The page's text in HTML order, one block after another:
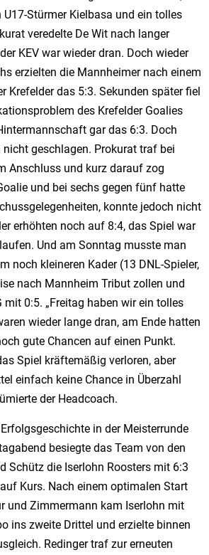
U17-Stürmer Kielbasa und ein tolles
veredelte De Wit nach langer
KEV war wieder dran. Doch wieder
erzielten die Mannheimer nach einem
Krefelder das 5:3. Sekunden später fiel
des Krefelder Goalies
gar das 6:3. Doch
geschlagen. Prokurat traf bei
Anschluss und kurz darauf zog
und bei sechs gegen fünf hatte
konnte jedoch nicht
erhöhten noch auf 8:4, das Spiel war
Und am Sonntag musste man
noch kleineren Kader (13 DNL-Spieler,
nach Mannheim Tribut zollen und
mit 0:5. „Freitag haben wir ein tolles
wieder lange dran, am Ende hatten
gute Chancen auf einen Punkt.
Spiel kräftemäßig verloren, aber
einfach keine Chance in Überzahl
der Headcoach.
in der Meisterrunde
besiegte das Team von den
Schütz die Iserlohn Roosters mit 6:3
Kurs. Nach einem optimalen Start
und Zimmermann kam Iserlohn mit
ins zweite Drittel und erzielte binnen
Redinger traf zur erneuten